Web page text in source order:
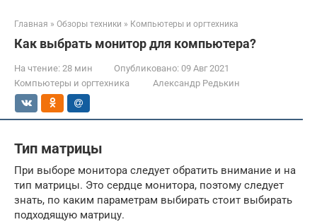
Главная » Обзоры техники » Компьютеры и оргтехника
Как выбрать монитор для компьютера?
На чтение: 28 мин Опубликовано: 09 Авг 2021
Компьютеры и оргтехника
Александр Редькин
Тип матрицы
При выборе монитора следует обратить внимание и на
тип матрицы. Это сердце монитора, поэтому следует
знать, по каким параметрам выбирать стоит выбирать
подходящую матрицу.